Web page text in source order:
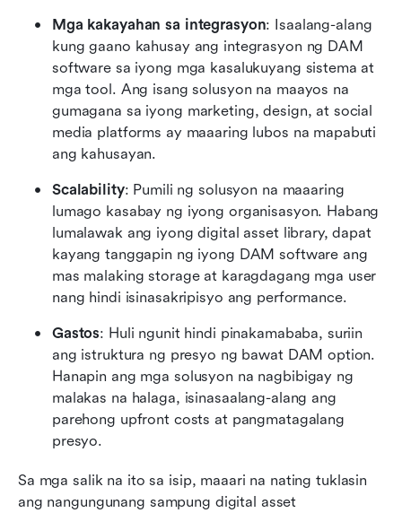
Mga kakayahan sa integrasyon: Isaalang-alang
kung gaano kahusay ang integrasyon ng DAM
software sa iyong mga kasalukuyang sistema at
mga tool. Ang isang solusyon na maayos na
gumagana sa iyong marketing, design, at social
media platforms ay maaaring lubos na mapabuti
ang kahusayan.
Scalability: Pumili ng solusyon na maaaring
lumago kasabay ng iyong organisasyon. Habang
lumalawak ang iyong digital asset library, dapat
kayang tanggapin ng iyong DAM software ang
mas malaking storage at karagdagang mga user
nang hindi isinasakripisyo ang performance.
Gastos: Huli ngunit hindi pinakamababa, suriin
ang istruktura ng presyo ng bawat DAM option.
Hanapin ang mga solusyon na nagbibigay ng
malakas na halaga, isinasaalang-alang ang
parehong upfront costs at pangmatagalang
presyo.
Sa mga salik na ito sa isip, maaari na nating tuklasin
ang nangungunang sampung digital asset